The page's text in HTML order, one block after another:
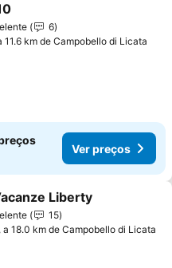
aos favoritos
6
11.6 km de Campobello di Licata
Ver preços
aos favoritos
Liberty
15
a 18.0 km de Campobello di Licata